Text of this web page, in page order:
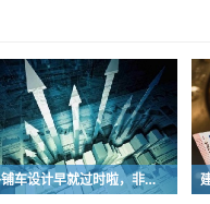
卧铺车设计早就过时啦，非常不具备人性化